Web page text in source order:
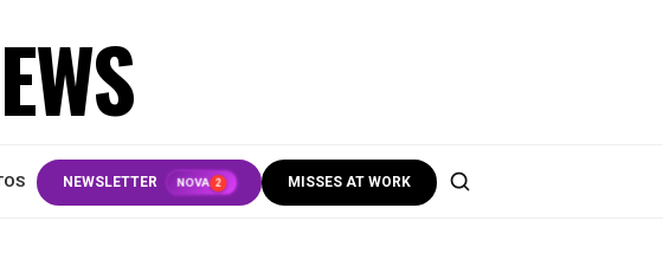
NEWSLETTER NOVA 2 MISSES AT WORK